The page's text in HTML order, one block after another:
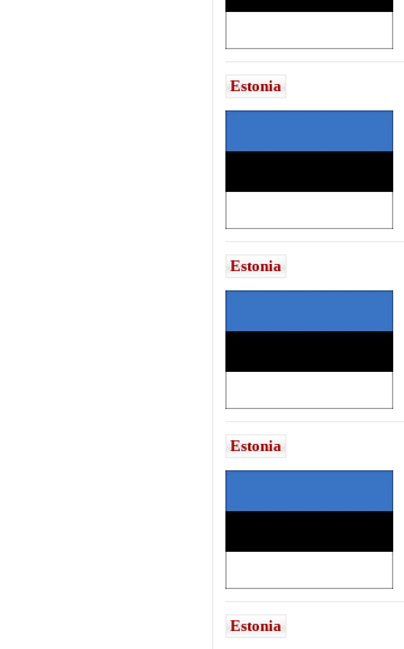
Estonia
Estonia
Estonia
Estonia